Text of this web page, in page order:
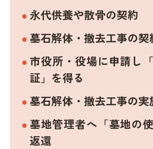
永代供養や散骨の契約
墓石解体・撤去工事の契
市役所・役場に申請し
証」を得る
墓石解体・撤去工事の実
墓地管理者へ「墓地の
返還